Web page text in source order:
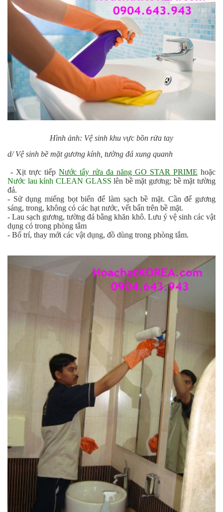
Hình ảnh: Vệ sinh khu vực bồn rửa tay
d/ Vệ sinh bề mặt gương kính, tường đá xung quanh
- Xịt trực tiếpNước tẩy rửa đa năng GO STAR PRIME hoặc
Nước lau kính CLEAN GLASS lên bề mặt gương; bề mặt tường
đá.
- Sử dụng miếng bọt biển để làm sạch bề mặt. Cần để gương
sáng, trong, không có các hạt nước, vết bẩn trên bề mặt.
- Lau sạch gương, tường đá bằng khăn khô. Lưu ý vệ sinh các vật
dụng có trong phòng tắm
- Bố trí, thay mới các vật dụng, đồ dùng trong phòng tắm.